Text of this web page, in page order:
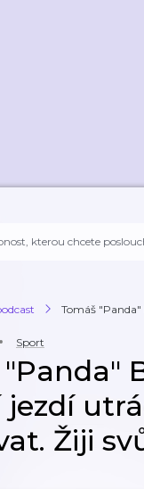
Tomáš "Panda"
Sport
Žiji